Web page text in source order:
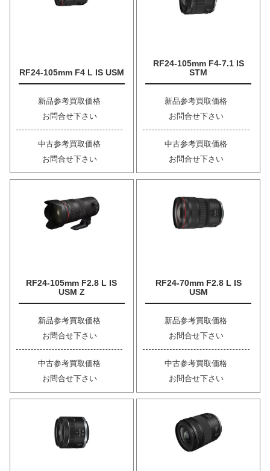
RF24-105mm F4 L IS USM
新品参考買取価格
お問合せ下さい
中古参考買取価格
お問合せ下さい
RF24-105mm F4-7.1 IS
STM
新品参考買取価格
お問合せ下さい
中古参考買取価格
お問合せ下さい
RF24-105mm F2.8 L IS
USM Z
新品参考買取価格
お問合せ下さい
中古参考買取価格
お問合せ下さい
RF24-70mm F2.8 L IS
USM
新品参考買取価格
お問合せ下さい
中古参考買取価格
お問合せ下さい